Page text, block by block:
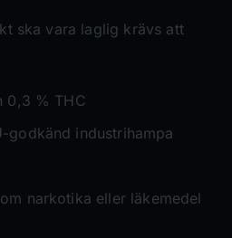
ska vara laglig krävs att
0,3 % THC
godkänd industrihampa
narkotika eller läkemedel